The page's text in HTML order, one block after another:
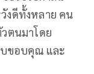
ดีทั้งหลาย คน
ตนมาโดย
บขอบคุณ และ